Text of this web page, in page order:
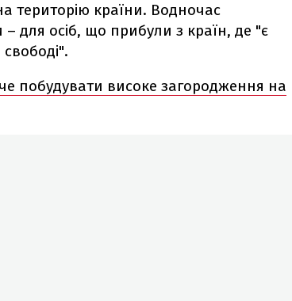
територію країни. Водночас
для осіб, що прибули з країн, де "є
побудувати високе загородження на